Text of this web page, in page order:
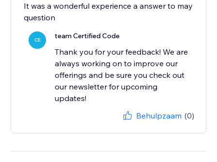
It was a wonderful experience a answer to may
question
CE team Certified Code
Thank you for your feedback! We are
always working on to improve our
offerings and be sure you check out
our newsletter for upcoming
updates!
Behulpzaam (0)